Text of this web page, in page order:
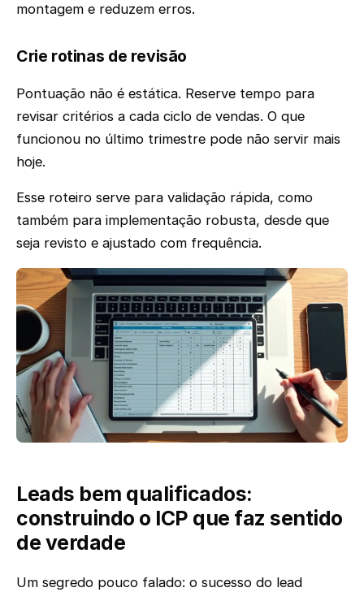
montagem e reduzem erros.
Crie rotinas de revisão
Pontuação não é estática. Reserve tempo para
revisar critérios a cada ciclo de vendas. O que
funcionou no último trimestre pode não servir mais
hoje.
Esse roteiro serve para validação rápida, como
também para implementação robusta, desde que
seja revisto e ajustado com frequência.
Leads bem qualificados:
construindo o ICP que faz sentido
de verdade
Um segredo pouco falado: o sucesso do lead